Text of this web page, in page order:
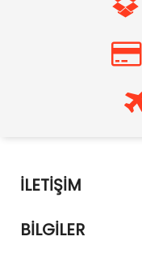
İLETIŞIM
BILGILER